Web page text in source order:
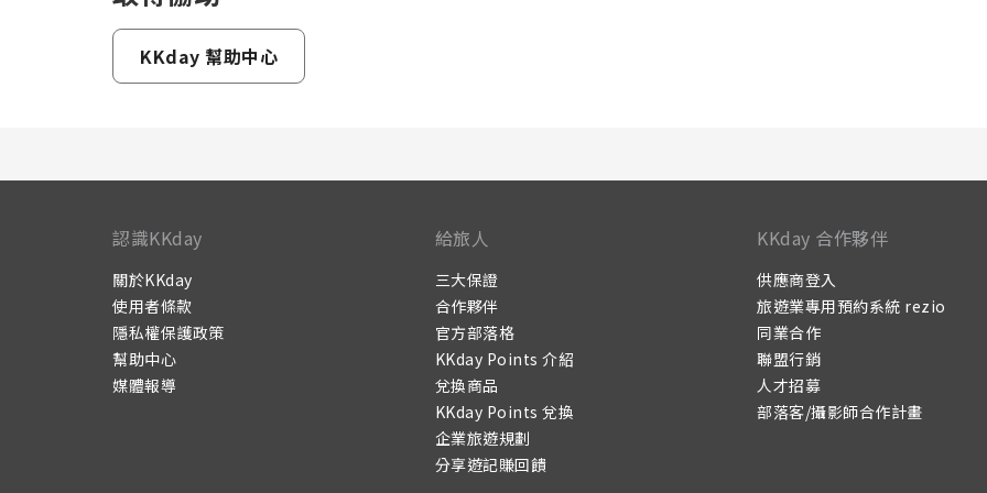
KKday 幫助中心
認識KKday
關於KKday
使用者條款
隱私權保護政策
幫助中心
媒體報導
給旅人
三大保證
合作夥伴
官方部落格
KKday Points 介紹
兌換商品
KKday Points 兌換
企業旅遊規劃
分享遊記賺回饋
KKday 合作夥伴
供應商登入
旅遊業專用預約系統 rezio
同業合作
聯盟行銷
人才招募
部落客/攝影師合作計畫